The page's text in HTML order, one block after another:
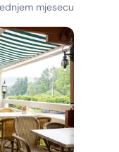
mjesecu